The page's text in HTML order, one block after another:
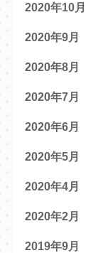
2020年10月
2020年9月
2020年8月
2020年7月
2020年6月
2020年5月
2020年4月
2020年2月
2019年9月